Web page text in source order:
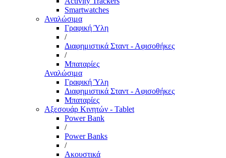
Smartwatches
Αναλώσιμα
Γραφική Ύλη
/
Διαφημιστικά Σταντ - Αφισοθήκες
/
Μπαταρίες
Αναλώσιμα
Γραφική Ύλη
Διαφημιστικά Σταντ - Αφισοθήκες
Μπαταρίες
Αξεσουάρ Κινητών - Tablet
Power Bank
/
Power Banks
/
Ακουστικά